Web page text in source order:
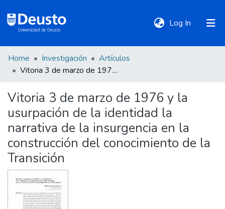
Log In (current)
DeustoTeka
Communities
&
Collections
All of DSpace
Statistics
Home Investigación
Artículos
Vitoria 3 de marzo de 1976 y la usurpación de la identidad la narrativa de la insurgencia en la construcción del conocimiento de la Transición
Vitoria 3 de marzo de 1976 y la
usurpación de la identidad la
narrativa de la insurgencia en la
construcción del conocimiento de la
Transición